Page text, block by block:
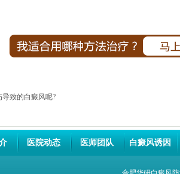
致的白癜风呢?
医院动态 医师团队 白癜风诱因